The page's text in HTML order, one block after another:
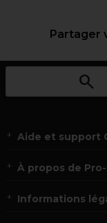
Partager
Aide et support
À propos de
Informations